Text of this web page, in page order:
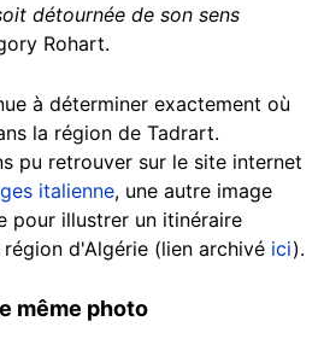
détournée de son sens
Rohart.
à déterminer exactement où
la région de Tadrart.
pu retrouver sur le site internet
italienne, une autre image
pour illustrer un itinéraire
d'Algérie (lien archivé ici).
même photo